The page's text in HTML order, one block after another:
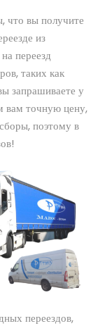
вы получите
из
переезд
таких как
запрашиваете у
вам точную цену,
поэтому в
переездов,